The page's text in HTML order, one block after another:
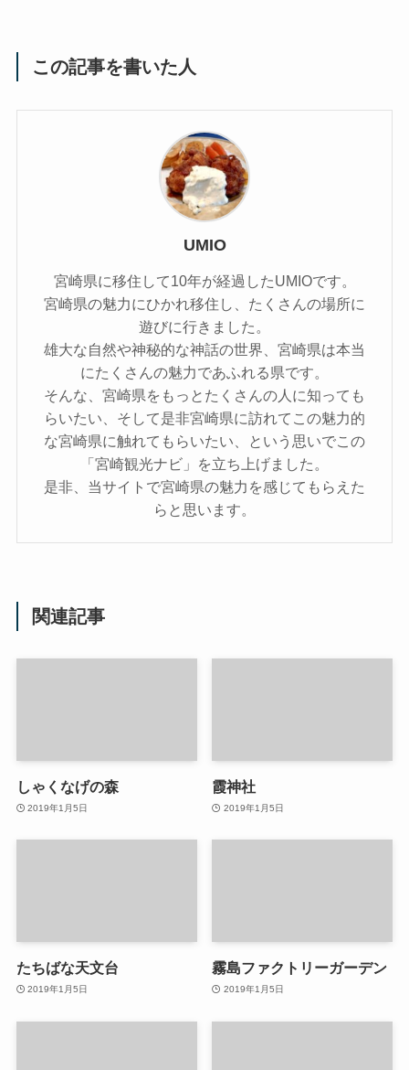
この記事を書いた人
UMIO
宮崎県に移住して10年が経過したUMIOです。
宮崎県の魅力にひかれ移住し、たくさんの場所に
遊びに行きました。
雄大な自然や神秘的な神話の世界、宮崎県は本当
にたくさんの魅力であふれる県です。
そんな、宮崎県をもっとたくさんの人に知っても
らいたい、そして是非宮崎県に訪れてこの魅力的
な宮崎県に触れてもらいたい、という思いでこの
「宮崎観光ナビ」を立ち上げました。
是非、当サイトで宮崎県の魅力を感じてもらえた
らと思います。
関連記事
しゃくなげの森
2019年1月5日
霞神社
2019年1月5日
たちばな天文台
2019年1月5日
霧島ファクトリーガーデン
2019年1月5日